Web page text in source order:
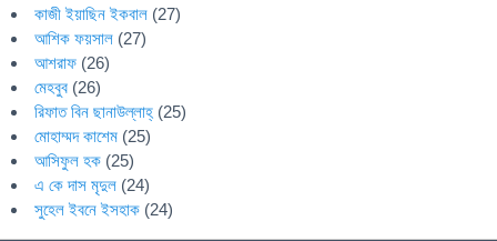
কাজী ইয়াছিন ইকবাল (27)
আশিক ফয়সাল (27)
আশরাফ (26)
মেহবুব (26)
রিফাত বিন ছানাউল্লাহ্ (25)
মোহাম্মদ কাশেম (25)
আসিফুল হক (25)
এ কে দাস মৃদুল (24)
সুহেল ইবনে ইসহাক (24)